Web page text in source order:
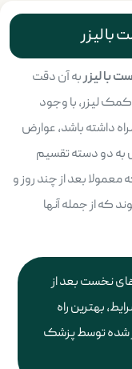
لیزر
با لیزربه آن دقت
لیزر، با وجود
داشته باشد، عوارض
به دو دسته تقسیم‌
بعد از چند روز و
که از جمله آنها
نخست بعد از
بهترین راه
شده توسط پزشک